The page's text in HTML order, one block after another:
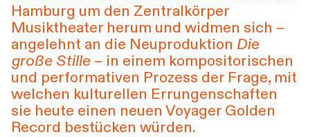
CLICK in
Die Hamburgische Staatsoper
Tickets & Preise Ihr Besuch Abos
Führungen Jobs Kontakt
DANKEMEIN KONTO
Hamburg um den Zentralkörper
Musiktheater herum und widmen sich –
angelehnt an die Neuproduktion Die
große Stille – in einem kompositorischen
und performativen Prozess der Frage, mit
welchen kulturellen Errungenschaften
sie heute einen neuen Voyager Golden
Record bestücken würden.